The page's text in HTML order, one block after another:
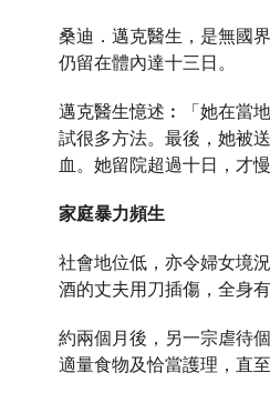
桑迪．邁克醫生，是無國
仍留在體內達十三日。
邁克醫生憶述︰「她在當
試很多方法。最後，她被
血。她留院超過十日，才
家庭暴力頻生
社會地位低，亦令婦女境
酒的丈夫用刀插傷，全身
約兩個月後，另一宗虐待
適量食物及恰當護理，直